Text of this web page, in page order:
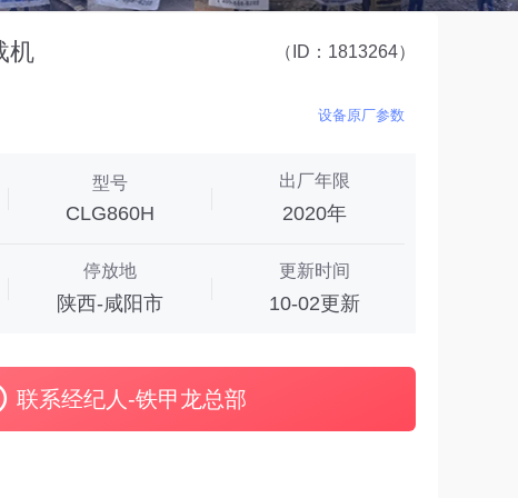
机 （ID：1813264）
设备原厂参数
型号
CLG860H
出厂年限
2020年
停放地
陕西-咸阳市
更新时间
10-02更新
联系经纪人-铁甲龙总部